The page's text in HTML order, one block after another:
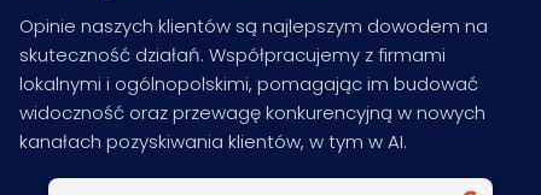
Opinie naszych klientów są najlepszym dowodem na
skuteczność działań. Współpracujemy z firmami
lokalnymi i ogólnopolskimi, pomagając im budować
widoczność oraz przewagę konkurencyjną w nowych
kanałach pozyskiwania klientów, w tym w AI.